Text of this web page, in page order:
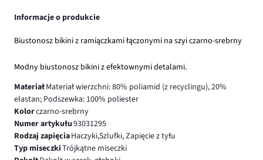
Informacje o produkcie
Biustonosz bikini z ramiączkami łączonymi na szyi czarno-srebrny
Modny biustonosz bikini z efektownymi detalami.
MateriałMateriał wierzchni: 80% poliamid (z recyclingu), 20%
elastan; Podszewka: 100% poliester
Kolorczarno-srebrny
Numer artykułu93031295
Rodzaj zapięciaHaczyki,Szlufki, Zapięcie z tyłu
Typ miseczkiTrójkątne miseczki